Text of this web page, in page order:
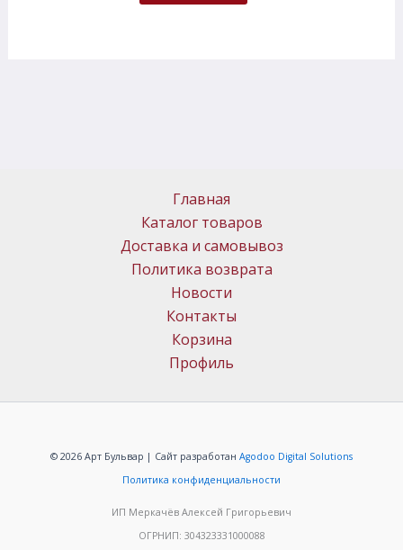
Главная
Каталог товаров
Доставка и самовывоз
Политика возврата
Новости
Контакты
Корзина
Профиль
© 2026 Арт Бульвар | Сайт разработан Agodoo Digital Solutions
Политика конфиденциальности
ИП Меркачёв Алексей Григорьевич
ОГРНИП: 304323331000088